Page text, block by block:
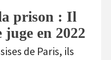
prison : Il
juge en 2022
de Paris, ils